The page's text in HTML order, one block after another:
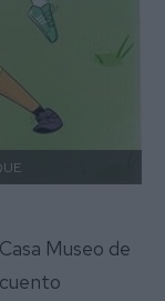
Museo de